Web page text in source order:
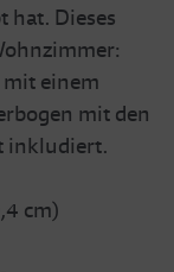
hat. Dieses
einem
mit den
inkludiert.
cm)